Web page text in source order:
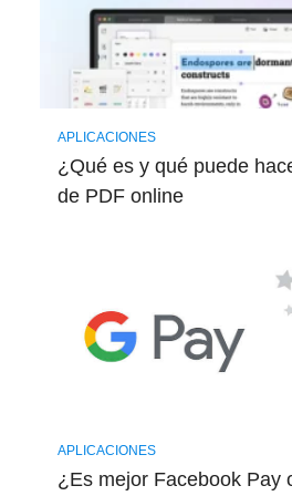
APLICACIONES
¿Qué es y qué puede
de PDF online
APLICACIONES
¿Es mejor Facebook Pay